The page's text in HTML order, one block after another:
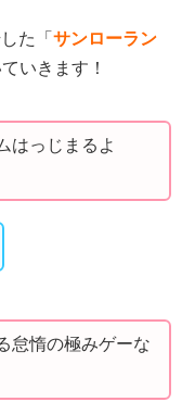
た「 サンローラン
いきます！
はっじまるよ
怠惰の極みゲーな